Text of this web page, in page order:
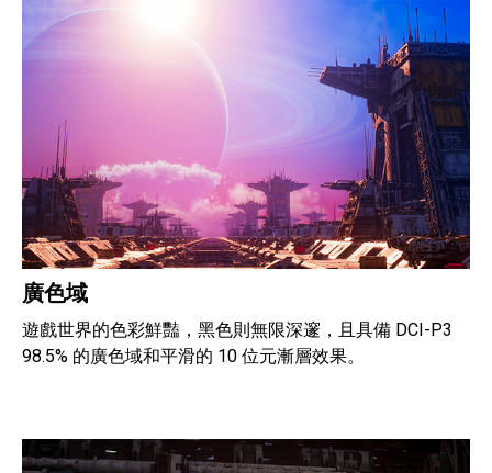
廣色域
遊戲世界的色彩鮮豔，黑色則無限深邃，且具備 DCI-P3
98.5% 的廣色域和平滑的 10 位元漸層效果。